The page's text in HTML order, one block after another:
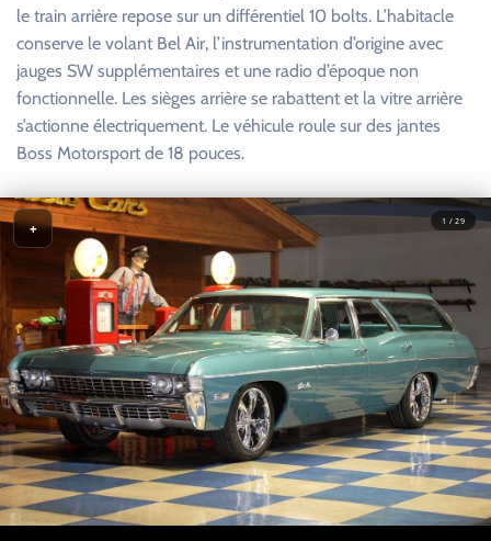
le train arrière repose sur un différentiel 10 bolts. L’habitacle
conserve le volant Bel Air, l’instrumentation d’origine avec
jauges SW supplémentaires et une radio d’époque non
fonctionnelle. Les sièges arrière se rabattent et la vitre arrière
s’actionne électriquement. Le véhicule roule sur des jantes
Boss Motorsport de 18 pouces.
1 / 29
+